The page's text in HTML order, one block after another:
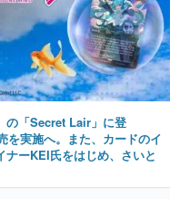
の「Secret Lair」に登
を実施へ。また、カードのイ
ーKEI氏をはじめ、さいと